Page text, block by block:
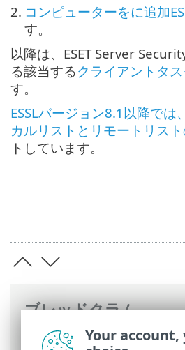
ブレッドクラム
ESETオンラインヘルプ>
2. コンピューターをに追加
す。
以降は、ESET Server
る該当するクライアントタス
す。
ESSLバージョン8.1以降では
カルリストとリモートリス
トしています。
Your account,